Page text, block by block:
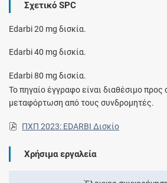
Σχετικό SPC
Edarbi 20 mg δισκία.
Edarbi 40 mg δισκία.
Edarbi 80 mg δισκία.
Το πηγαίο έγγραφο είναι διαθέσιμο
μεταφόρτωση από τους συνδρομητές.
ΠΧΠ 2023: EDARBI Δισκίο
Χρήσιμα εργαλεία